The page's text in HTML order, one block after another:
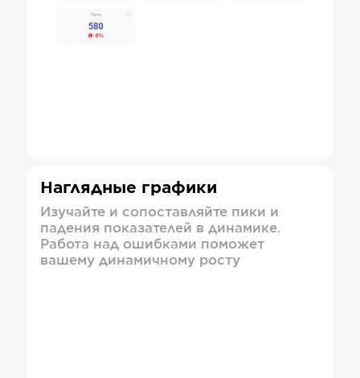
Наглядные графики
Изучайте и сопоставляйте пики и
падения показателей в динамике.
Работа над ошибками поможет
вашему динамичному росту